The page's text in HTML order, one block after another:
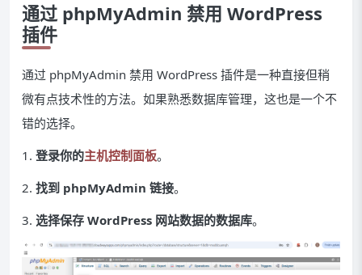
通过 phpMyAdmin 禁用 WordPress
插件
通过 phpMyAdmin 禁用 WordPress 插件是一种直接但稍
微有点技术性的方法。如果熟悉数据库管理，这也是一个不
错的选择。
1. 登录你的主机控制面板。
2. 找到 phpMyAdmin 链接。
3. 选择保存 WordPress 网站数据的数据库。